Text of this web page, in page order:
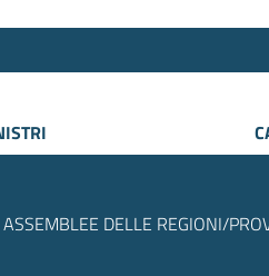
DELLE REGIONI/